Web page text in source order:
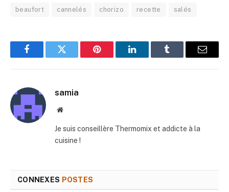
beaufort cannelés chorizo recette salés
FacebookTwitter Pinterest LinkedInTumblr
E-
samia
Site
Je suis conseillère Thermomix et addicte à la
cuisine !
CONNEXES POSTES